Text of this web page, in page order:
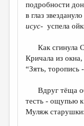
ДАЙДЖЕСТ
ПРОИЗВЕДЕНИЯ
КОНКУРСЫ
КНИЖНАЯ ПОЛКА
ОБЗОР
подробности
в глаз
исус- успела
Как сгинула
Кричала из
“Зять, торопись
Вдруг тёща
тесть - ощупью
Муляж